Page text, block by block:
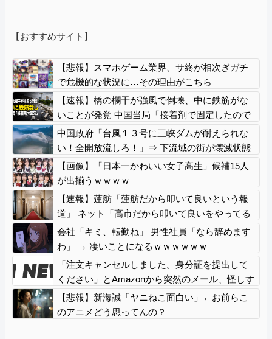
【おすすめサイト】
【悲報】スマホゲーム業界、サ終が相次ぎガチ
で危機的な状況に…その理由がこちら
【速報】橋の欄干が強風で倒壊、中に鉄筋がな
いことが発覚 中国当局「接着剤で固定したので
問題ない」
中国政府「台風１３号に三峡ダムが耐えられな
い！全開放流しろ！」⇒ 下流域の街が壊滅状態
ｗｗｗｗｗ
【画像】「日本一かわいい女子高生」候補15人
が出揃うｗｗｗｗ
【速報】蓮舫「蓮舫だから叩いて良いという報
道」 ネット「高市だから叩いて良いをやってる
のがお前だろ」
会社「キミ、転勤ね」 男性社員「なら辞めます
わ」 → 凄いことになるｗｗｗｗｗｗ
「注文キャンセルしました。身分証を提出して
ください」とAmazonから突然のメール、怪しす
ぎるのでカスタマーに確認したら……
【悲報】新海誠「ヤニねこ面白い」←お前らこ
のアニメどう思ってんの？